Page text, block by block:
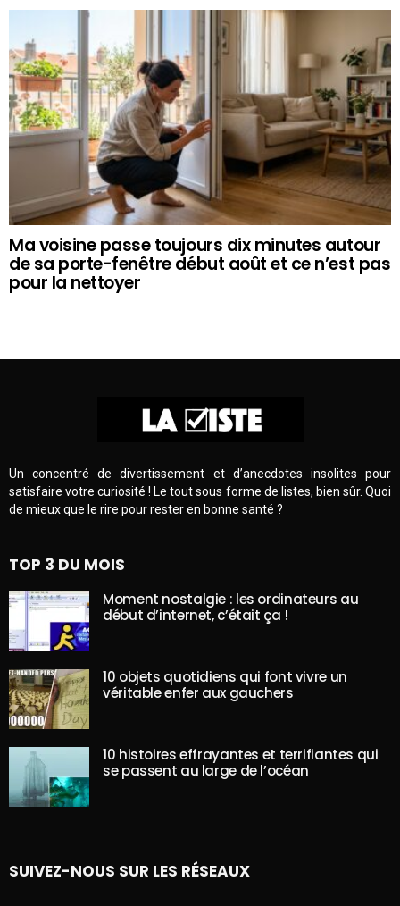
Ma voisine passe toujours dix minutes autour
de sa porte-fenêtre début août et ce n’est pas
pour la nettoyer
Un concentré de divertissement et d’anecdotes insolites pour
satisfaire votre curiosité ! Le tout sous forme de listes, bien sûr. Quoi
de mieux que le rire pour rester en bonne santé ?
TOP 3 DU MOIS
Moment nostalgie : les ordinateurs au
début d’internet, c’était ça !
10 objets quotidiens qui font vivre un
véritable enfer aux gauchers
10 histoires effrayantes et terrifiantes qui
se passent au large de l’océan
SUIVEZ-NOUS SUR LES RÉSEAUX